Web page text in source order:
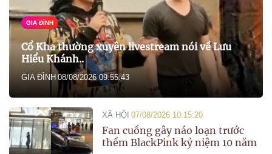
GIA ĐÌNH
Cổ Kha thường xuyên livestream nói về Lưu
Hiểu Khánh..
GIA ĐÌNH 08/08/2026 09:55:43
XÃ HỘI 07/08/2026 10:15:20
Fan cuồng gây náo loạn trước
thềm BlackPink kỷ niệm 10 năm